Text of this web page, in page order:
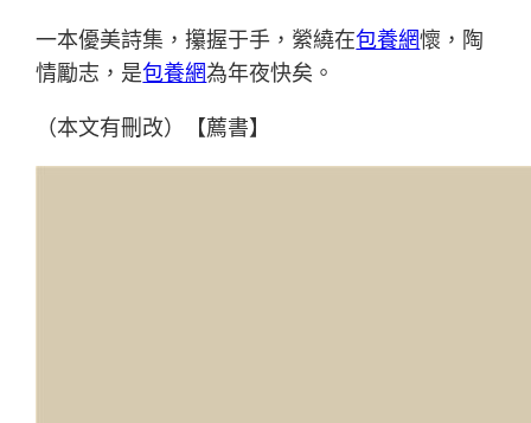
一本優美詩集，攥握于手，縈繞在包養網懷，陶
情勵志，是包養網為年夜快矣。
（本文有刪改）【薦書】